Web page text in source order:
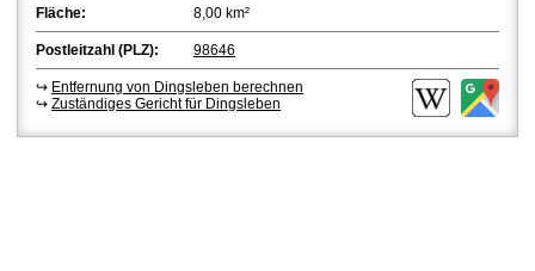
Fläche:
8,00 km²
Postleitzahl (PLZ): 98646
↪ Entfernung von Dingsleben berechnen
↪ Zuständiges Gericht für Dingsleben